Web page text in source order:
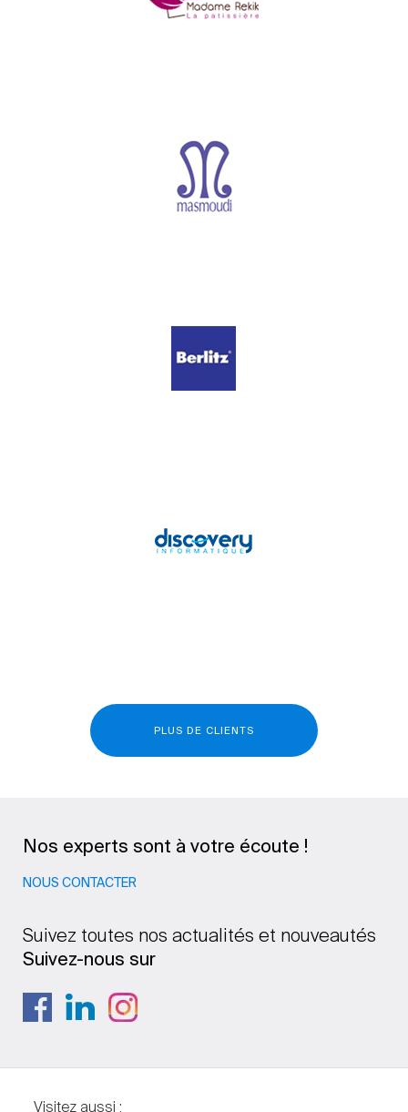
PLUS DE CLIENTS
Nos experts sont à votre écoute !
NOUS CONTACTER
Suivez toutes nos actualités et nouveautés
Suivez-nous sur
Visitez aussi :